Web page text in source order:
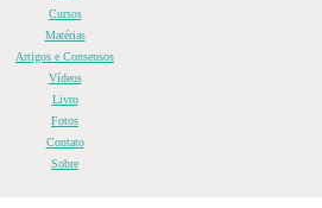
Cursos
Matérias
Artigos e Consensos
Vídeos
Livro
Fotos
Contato
Sobre